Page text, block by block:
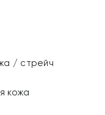
/ стрейч
кожа